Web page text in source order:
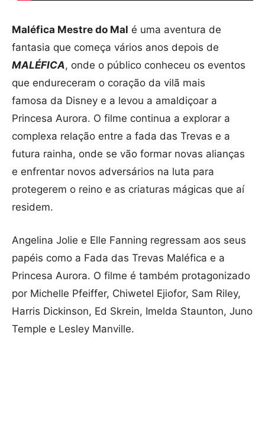
Maléfica Mestre do Mal é uma aventura de
fantasia que começa vários anos depois de
MALÉFICA, onde o público conheceu os eventos
que endureceram o coração da vilã mais
famosa da Disney e a levou a amaldiçoar a
Princesa Aurora. O filme continua a explorar a
complexa relação entre a fada das Trevas e a
futura rainha, onde se vão formar novas alianças
e enfrentar novos adversários na luta para
protegerem o reino e as criaturas mágicas que aí
residem.
Angelina Jolie e Elle Fanning regressam aos seus
papéis como a Fada das Trevas Maléfica e a
Princesa Aurora. O filme é também protagonizado
por Michelle Pfeiffer, Chiwetel Ejiofor, Sam Riley,
Harris Dickinson, Ed Skrein, Imelda Staunton, Juno
Temple e Lesley Manville.